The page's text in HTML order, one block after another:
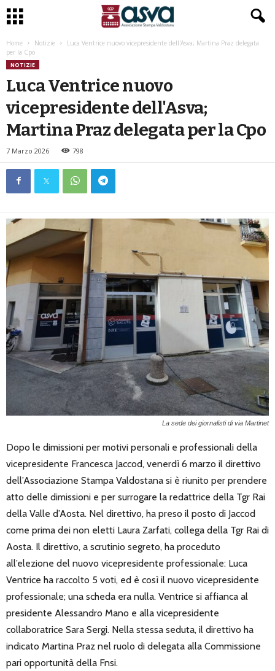
Home Notizie
Luca Ventrice nuovo vicepresidente dell'Asva; Martina Praz delegata
per la Cpo
NOTIZIE
Luca Ventrice nuovo
vicepresidente dell'Asva;
Martina Praz delegata per la Cpo
7 Marzo 2026 798
La sede dei giornalisti di via Martinet
Dopo le dimissioni per motivi personali e professionali della
vicepresidente Francesca Jaccod, venerdì 6 marzo il direttivo
dell’Associazione Stampa Valdostana si è riunito per prendere
atto delle dimissioni e per surrogare la redattrice della Tgr Rai
della Valle d’Aosta. Nel direttivo, ha preso il posto di Jaccod
come prima dei non eletti Laura Zarfati, collega della Tgr Rai di
Aosta. Il direttivo, a scrutinio segreto, ha proceduto
all’elezione del nuovo vicepresidente professionale: Luca
Ventrice ha raccolto 5 voti, ed è così il nuovo vicepresidente
professionale; una scheda era nulla. Ventrice si affianca al
presidente Alessandro Mano e alla vicepresidente
collaboratrice Sara Sergi. Nella stessa seduta, il direttivo ha
indicato Martina Praz nel ruolo di delegata alla Commissione
pari opportunità della Fnsi.